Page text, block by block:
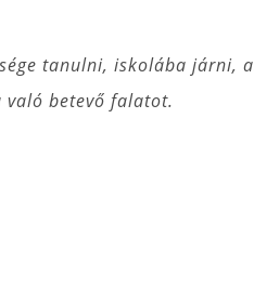
tanulni, iskolába járni,
való betevő falatot.